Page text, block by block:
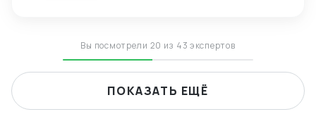
Вы посмотрели 20 из 43 экспертов
ПОКАЗАТЬ ЕЩЁ